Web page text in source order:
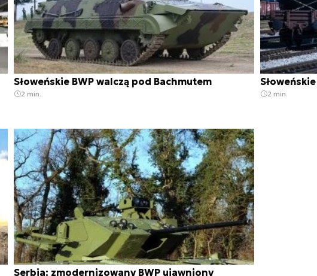
Słoweńskie BWP walczą pod Bachmutem
2 min. 2 min.
Serbia: zmodernizowany BWP ujawniony